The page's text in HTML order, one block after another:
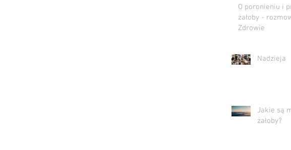
O poronieniu i
żałoby -
Zdrowie
Nadzieja
Jakie są
żałoby?